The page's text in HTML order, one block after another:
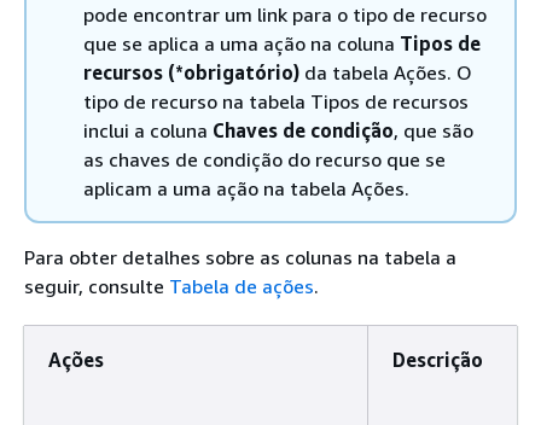
pode encontrar um link para o tipo de recurso
que se aplica a uma ação na coluna Tipos de
recursos (*obrigatório) da tabela Ações. O
tipo de recurso na tabela Tipos de recursos
inclui a coluna Chaves de condição, que são
as chaves de condição do recurso que se
aplicam a uma ação na tabela Ações.
Para obter detalhes sobre as colunas na tabela a
seguir, consulte Tabela de ações.
Ações Descrição